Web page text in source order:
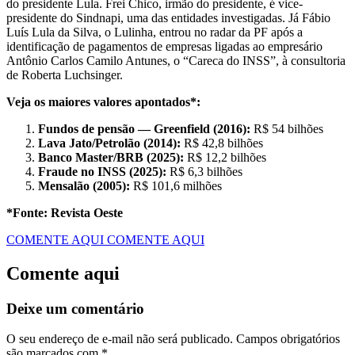
do presidente Lula. Frei Chico, irmão do presidente, é vice-
presidente do Sindnapi, uma das entidades investigadas. Já Fábio
Luís Lula da Silva, o Lulinha, entrou no radar da PF após a
identificação de pagamentos de empresas ligadas ao empresário
Antônio Carlos Camilo Antunes, o “Careca do INSS”, à consultoria
de Roberta Luchsinger.
Veja os maiores valores apontados*:
Fundos de pensão — Greenfield (2016): R$ 54 bilhões
Lava Jato/Petrolão (2014): R$ 42,8 bilhões
Banco Master/BRB (2025): R$ 12,2 bilhões
Fraude no INSS (2025): R$ 6,3 bilhões
Mensalão (2005): R$ 101,6 milhões
*Fonte: Revista Oeste
COMENTE AQUI COMENTE AQUI
Comente aqui
Deixe um comentário
O seu endereço de e-mail não será publicado. Campos obrigatórios